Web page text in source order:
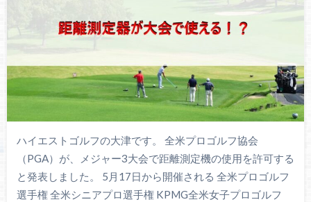
ハイエストゴルフの大津です。 全米プロゴルフ協会
（PGA）が、メジャー3大会で距離測定機の使用を許可する
と発表しました。 5月17日から開催される 全米プロゴルフ
選手権 全米シニアプロ選手権 KPMG全米女子プロゴルフ